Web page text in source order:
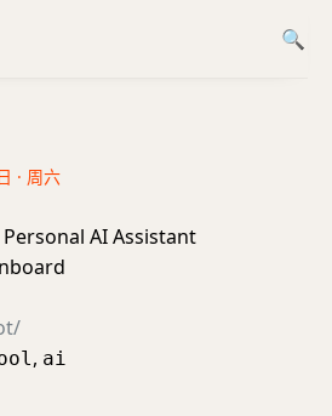
· 周六
AI Assistant
, ai